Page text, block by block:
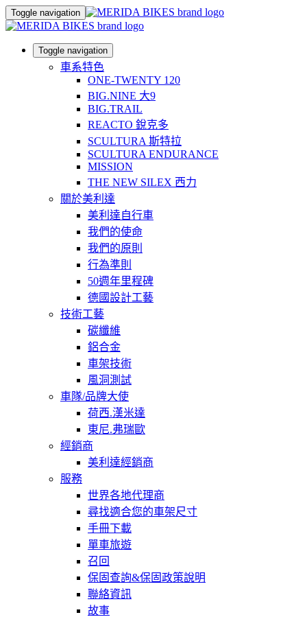
Toggle navigation
Toggle navigation
車系特色
ONE-TWENTY 120
BIG.NINE 大9
BIG.TRAIL
REACTO 銳克多
SCULTURA 斯特拉
SCULTURA ENDURANCE
MISSION
THE NEW SILEX 西力
關於美利達
美利達自行車
我們的使命
我們的原則
行為準則
50週年里程碑
德國設計工藝
技術工藝
碳纖維
鋁合金
車架技術
風洞測試
車隊/品牌大使
荷西.漢米達
東尼.弗瑞歐
經銷商
美利達經銷商
服務
世界各地代理商
尋找適合您的車架尺寸
手冊下載
單車旅遊
召回
保固查詢&保固政策說明
聯絡資訊
故事